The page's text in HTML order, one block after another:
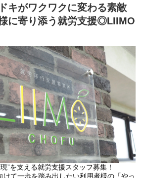
囲：法人の定める範囲（但し、本人の希
、面接同行
）との連携・調整
助 など
に寄り添いながら、「ドキドキ」が「ワ
一緒に積み重ねていく仕事です。
に関われる、手応えの大きい支援です。
いのために、最初の一歩を踏み出したい
ます！
きたい」を全力でサポートします。
る業務
キがワクワクに変わる素敵
に寄り添う就労支援◎LIIMO
”を支える就労支援スタッフ募集！
けて一歩を踏み出したい利用者様の「やっ